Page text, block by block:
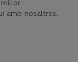
millor
amb nosaltres.